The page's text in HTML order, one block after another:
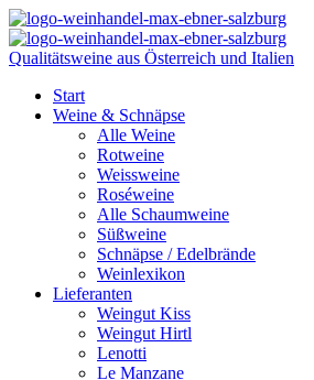
Qualitätsweine aus Österreich und Italien
Start
Weine & Schnäpse
Alle Weine
Rotweine
Weissweine
Roséweine
Alle Schaumweine
Süßweine
Schnäpse / Edelbrände
Weinlexikon
Lieferanten
Weingut Kiss
Weingut Hirtl
Lenotti
Le Manzane